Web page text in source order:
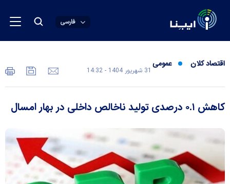
فارسی
اقتصاد کلان عمومی
31 شهريور 1404 - 14:32
کاهش ۰.۱ درصدی تولید ناخالص داخلی در بهار امسال